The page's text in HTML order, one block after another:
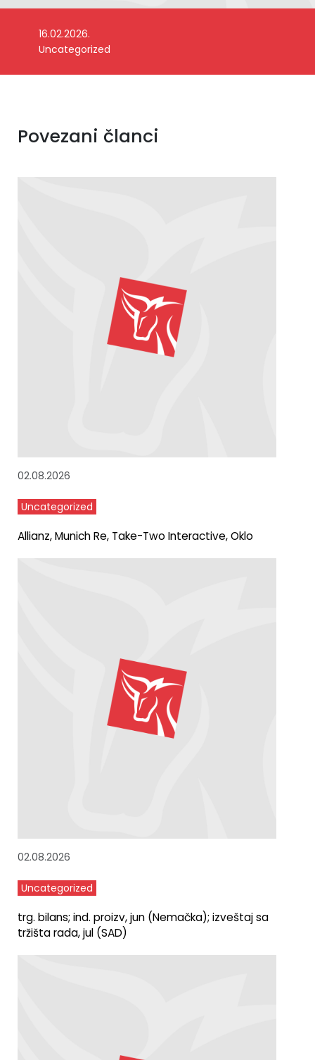
16.02.2026.
Uncategorized
Povezani članci
02.08.2026
Uncategorized
Allianz, Munich Re, Take-Two Interactive, Oklo
02.08.2026
Uncategorized
trg. bilans; ind. proizv, jun (Nemačka); izveštaj sa
tržišta rada, jul (SAD)